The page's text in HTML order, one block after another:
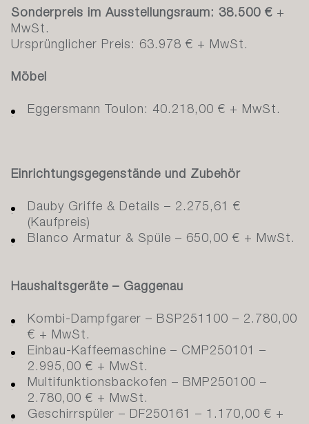
Sonderpreis im Ausstellungsraum: 38.500 € +
MwSt.
Ursprünglicher Preis: 63.978 € + MwSt.
Möbel
Eggersmann Toulon: 40.218,00 € + MwSt.
Einrichtungsgegenstände und Zubehör
Dauby Griffe & Details – 2.275,61 €
(Kaufpreis)
Blanco Armatur & Spüle – 650,00 € + MwSt.
Haushaltsgeräte – Gaggenau
Kombi-Dampfgarer – BSP251100 – 2.780,00
€ + MwSt.
Einbau-Kaffeemaschine – CMP250101 –
2.995,00 € + MwSt.
Multifunktionsbackofen – BMP250100 –
2.780,00 € + MwSt.
Geschirrspüler – DF250161 – 1.170,00 € +